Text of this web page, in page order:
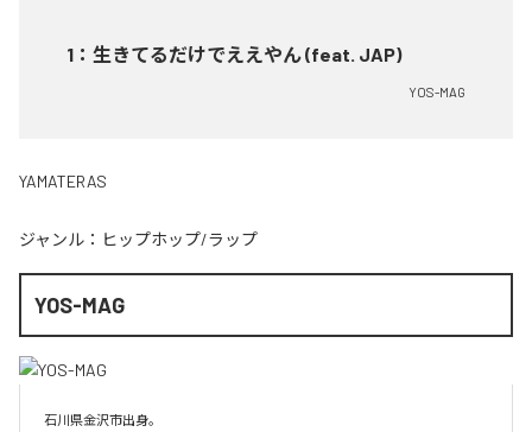
1 ： 生きてるだけでええやん (feat. JAP)
YOS-MAG
YAMATERAS
ジャンル： ヒップホップ/ラップ
YOS-MAG
石川県金沢市出身。